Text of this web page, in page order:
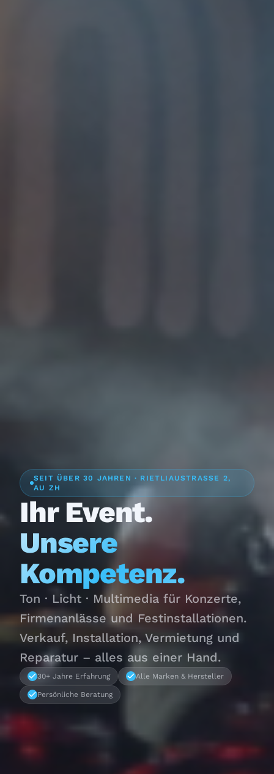
SEIT ÜBER 30 JAHREN · RIETLIAUSTRASSE 2,
AU ZH
Ihr Event.
Unsere
Kompetenz.
Ton · Licht · Multimedia für Konzerte,
Firmenanlässe und Festinstallationen.
Verkauf, Installation, Vermietung und
Reparatur – alles aus einer Hand.
30+ Jahre Erfahrung Alle Marken & Hersteller
Persönliche Beratung